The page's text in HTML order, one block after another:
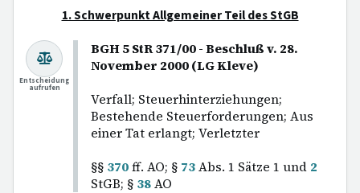
1. Schwerpunkt Allgemeiner Teil des StGB
BGH 5 StR 371/00 - Beschluß v. 28.
November 2000 (LG Kleve)
Verfall; Steuerhinterziehungen;
Bestehende Steuerforderungen; Aus
einer Tat erlangt; Verletzter
§§ 370ff. AO; § 73Abs. 1 Sätze 1 und 2
StGB; § 38AO
Entscheidung
aufrufen